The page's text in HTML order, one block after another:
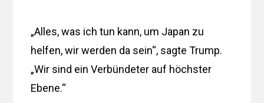
„Alles, was ich tun kann, um Japan zu
helfen, wir werden da sein“, sagte Trump.
„Wir sind ein Verbündeter auf höchster
Ebene.“